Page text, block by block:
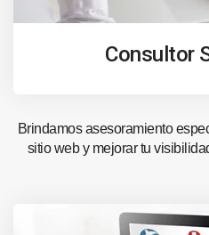
Consultor
Brindamos asesoramiento
sitio web y mejorar tu